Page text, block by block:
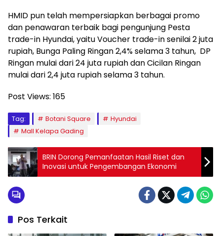
HMID pun telah mempersiapkan berbagai promo
dan penawaran terbaik bagi pengunjung Pesta
trade-in Hyundai, yaitu Voucher trade-in senilai 2 juta
rupiah, Bunga Paling Ringan 2,4% selama 3 tahun, DP
Ringan mulai dari 24 juta rupiah dan Cicilan Ringan
mulai dari 2,4 juta rupiah selama 3 tahun.
Post Views: 165
Tag: Botani Square
Hyundai
Mall Kelapa Gading
BRIN Dorong Pemanfaatan Hasil Riset dan
Inovasi untuk Pengembangan Ekonomi
Pos Terkait